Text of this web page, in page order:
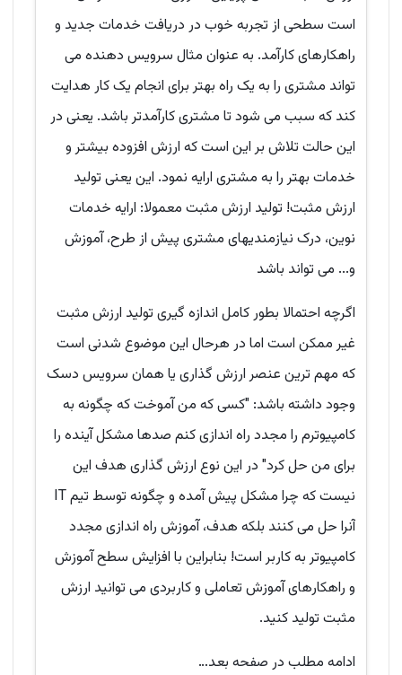
است سطحی از تجربه خوب در دریافت خدمات جدید و
راهکارهای کارآمد. به عنوان مثال سرویس دهنده می
تواند مشتری را به یک راه بهتر برای انجام یک کار هدایت
کند که سبب می شود تا مشتری کارآمدتر باشد. یعنی در
این حالت تلاش بر این است که ارزش افزوده بیشتر و
خدمات بهتر را به مشتری ارایه نمود. این یعنی تولید
ارزش مثبت! تولید ارزش مثبت معمولا: ارایه خدمات
نوین، درک نیازمندیهای مشتری پیش از طرح، آموزش
و... می تواند باشد
اگرچه احتمالا بطور کامل اندازه گیری تولید ارزش مثبت
غیر ممکن است اما در هرحال این موضوع شدنی است
که مهم ترین عنصر ارزش گذاری یا همان سرویس دسک
وجود داشته باشد: "کسی که من آموخت که چگونه به
کامپیوترم را مجدد راه اندازی کنم صدها مشکل آینده را
برای من حل کرد" در این نوع ارزش گذاری هدف این
نیست که چرا مشکل پیش آمده و چگونه توسط تیم IT
آنرا حل می کنند بلکه هدف، آموزش راه اندازی مجدد
کامپیوتر به کاربر است! بنابراین با افزایش سطح آموزش
و راهکارهای آموزش تعاملی و کاربردی می توانید ارزش
مثبت تولید کنید.
ادامه مطلب در صفحه بعد…